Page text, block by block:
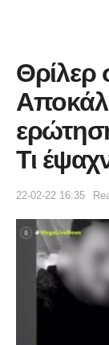
Θρίλερ
Τι
22-02-22 16:35